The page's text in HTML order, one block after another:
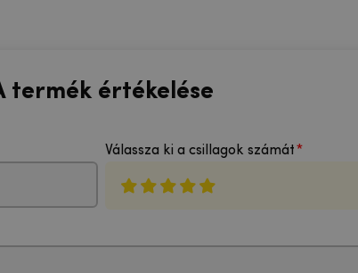
termék értékelése
Válassza ki a csillagok számát